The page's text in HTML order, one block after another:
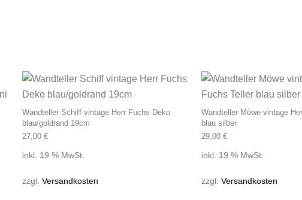
Wandteller Schiff vintage Herr Fuchs Deko
blau/goldrand 19cm
27,00 €
inkl. 19 % MwSt.
zzgl. Versandkosten
Wandteller Möwe vintage
blau silber
29,00 €
inkl. 19 % MwSt.
zzgl. Versandkosten